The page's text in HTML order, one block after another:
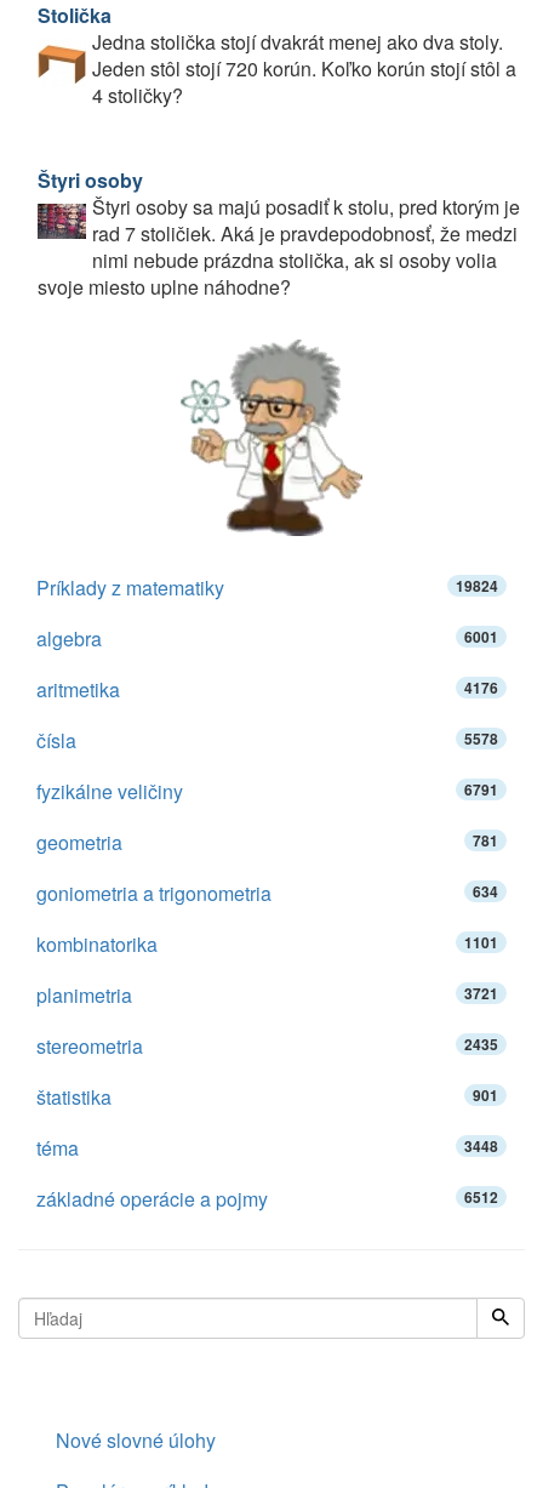
Stolička
Jedna stolička stojí dvakrát menej ako dva stoly.
Jeden stôl stojí 720 korún. Koľko korún stojí stôl a
4 stoličky?
Štyri osoby
Štyri osoby sa majú posadiť k stolu, pred ktorým je
rad 7 stoličiek. Aká je pravdepodobnosť, že medzi
nimi nebude prázdna stolička, ak si osoby volia
svoje miesto uplne náhodne?
Príklady z matematiky 19824
algebra 6001
aritmetika 4176
čísla 5578
fyzikálne veličiny 6791
geometria 781
goniometria a trigonometria 634
kombinatorika 1101
planimetria 3721
stereometria 2435
štatistika 901
téma 3448
základné operácie a pojmy 6512
Nové slovné úlohy